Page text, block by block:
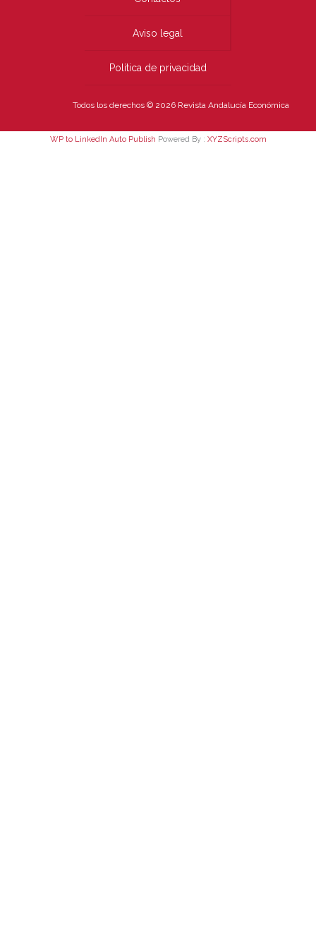
Aviso legal
Política de privacidad
Todos los derechos © 2026 Revista Andalucía Económica
WP to LinkedIn Auto Publish Powered By : XYZScripts.com